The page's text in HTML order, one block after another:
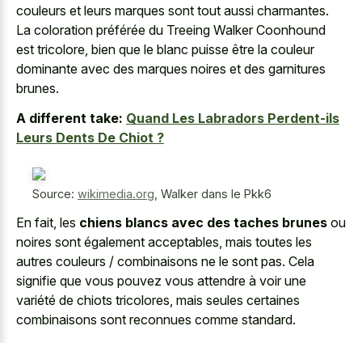
couleurs et leurs marques sont tout aussi charmantes.
La coloration préférée du Treeing Walker Coonhound
est tricolore, bien que le blanc puisse être la couleur
dominante avec des marques noires et des garnitures
brunes.
A different take: Quand Les Labradors Perdent-ils
Leurs Dents De Chiot ?
Source: wikimedia.org Walker dans le Pkk6
En fait, les chiens blancs avec des taches brunes ou
noires sont également acceptables, mais toutes les
autres couleurs / combinaisons ne le sont pas. Cela
signifie que vous pouvez vous attendre à voir une
variété de chiots tricolores, mais seules certaines
combinaisons sont reconnues comme standard.